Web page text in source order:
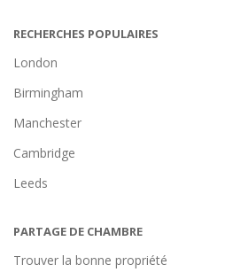
RECHERCHES POPULAIRES
London
Birmingham
Manchester
Cambridge
Leeds
PARTAGE DE CHAMBRE
Trouver la bonne propriété